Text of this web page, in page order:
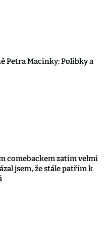
Petra Macinky: Polibky a
comebackem zatím velmi
jsem, že stále patřím k